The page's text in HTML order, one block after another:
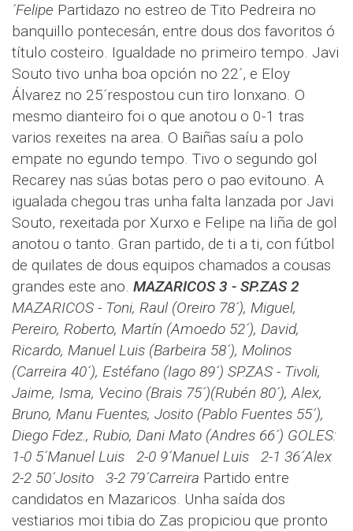
´Felipe Partidazo no estreo de Tito Pedreira no
banquillo pontecesán, entre dous dos favoritos ó
título costeiro. Igualdade no primeiro tempo. Javi
Souto tivo unha boa opción no 22´, e Eloy
Álvarez no 25´respostou cun tiro lonxano. O
mesmo dianteiro foi o que anotou o 0-1 tras
varios rexeites na area. O Baiñas saíu a polo
empate no egundo tempo. Tivo o segundo gol
Recarey nas súas botas pero o pao evitouno. A
igualada chegou tras unha falta lanzada por Javi
Souto, rexeitada por Xurxo e Felipe na liña de gol
anotou o tanto. Gran partido, de ti a ti, con fútbol
de quilates de dous equipos chamados a cousas
grandes este ano. MAZARICOS 3 - SP.ZAS 2
MAZARICOS - Toni, Raul (Oreiro 78´), Miguel,
Pereiro, Roberto, Martín (Amoedo 52´), David,
Ricardo, Manuel Luis (Barbeira 58´), Molinos
(Carreira 40´), Estéfano (Iago 89´) SP.ZAS - Tivoli,
Jaime, Isma, Vecino (Brais 75´)(Rubén 80´), Alex,
Bruno, Manu Fuentes, Josito (Pablo Fuentes 55´),
Diego Fdez., Rubio, Dani Mato (Andres 66´) GOLES:
1-0 5´Manuel Luis 2-0 9´Manuel Luis 2-1 36´Alex
2-2 50´Josito 3-2 79´Carreira Partido entre
candidatos en Mazaricos. Unha saída dos
vestiarios moi tibia do Zas propiciou que pronto